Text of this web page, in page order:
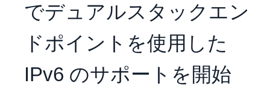
でデュアルスタックエン
ドポイントを使用した
IPv6 のサポートを開始